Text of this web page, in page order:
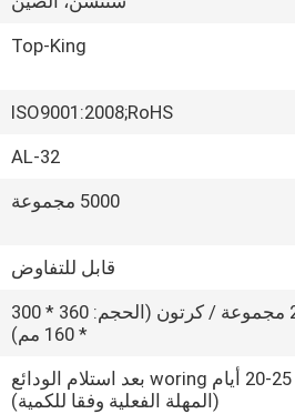
Top-King
ISO9001:2008;RoHS
AL-32
5000 مجموعة
قابل للتفاوض
200 مجموعة / كرتون (الحجم: 360 * 300
* 160 مم)
20-25 أيام woring بعد استلام الودائع
(المهلة الفعلية وفقا للكمية)